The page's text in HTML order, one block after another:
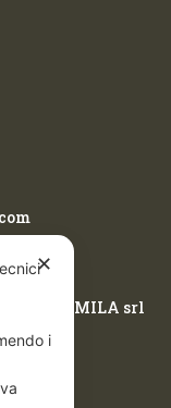
MILA srl
✕
i